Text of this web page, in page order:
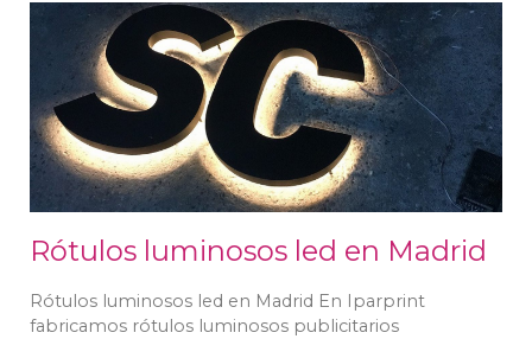
Rótulos luminosos led en Madrid
Rótulos luminosos led en Madrid En Iparprint
fabricamos rótulos luminosos publicitarios